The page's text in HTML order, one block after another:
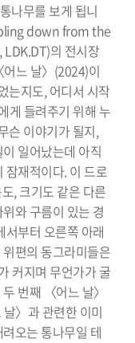
나무를 보게 됩니
down from the
의 전시장
느 날〉(2024)이
는지도, 어디서 시작
게 들려주기 위해 누
슨 이야기가 될지,
일어났는데 아직
잠재적이다. 이 드로
, 크기도 같은 다른
와 구름이 있는 경
서부터 오른쪽 아래
편의 동그라미들은
커지며 무언가가 굴
번째 〈어느 날〉
〉과 관련한 이미
오는 통나무일 테